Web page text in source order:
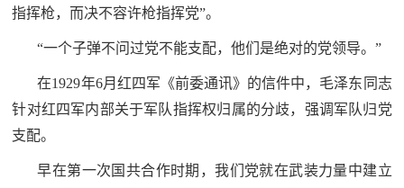
防
空
国
防
智
防
英
指挥枪，而决不容许枪指挥党”。
“一个子弹不问过党不能支配，他们是绝对的党领导。”
在1929年6月红四军《前委通讯》的信件中，毛泽东同志
针对红四军内部关于军队指挥权归属的分歧，强调军队归党
支配。
早在第一次国共合作时期，我们党就在武装力量中建立